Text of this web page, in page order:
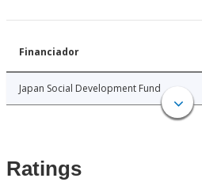
Financiador
Japan Social Development Fund
Ratings